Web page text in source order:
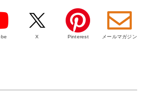
X Pinterest メールマガジン